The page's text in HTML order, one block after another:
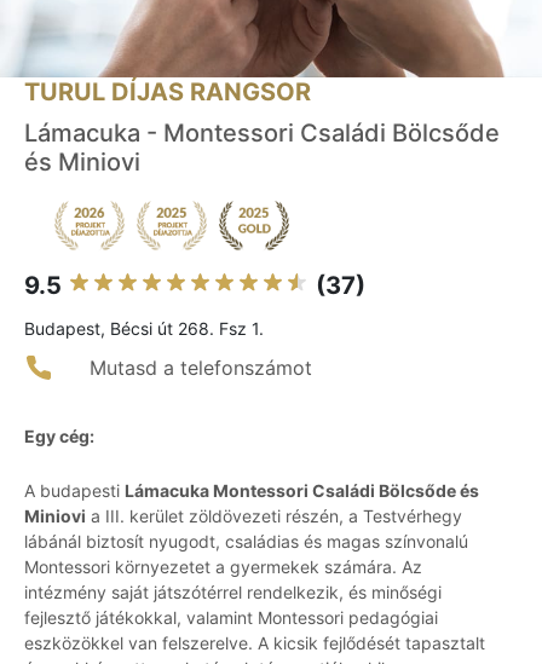
TURUL DÍJAS RANGSOR
Lámacuka - Montessori Családi Bölcsőde
és Miniovi
9.5 (37)
Budapest, Bécsi út 268. Fsz 1.
Mutasd a telefonszámot
Egy cég:
A budapesti Lámacuka Montessori Családi Bölcsőde és
Miniovi a III. kerület zöldövezeti részén, a Testvérhegy
lábánál biztosít nyugodt, családias és magas színvonalú
Montessori környezetet a gyermekek számára. Az
intézmény saját játszótérrel rendelkezik, és minőségi
fejlesztő játékokkal, valamint Montessori pedagógiai
eszközökkel van felszerelve. A kicsik fejlődését tapasztalt